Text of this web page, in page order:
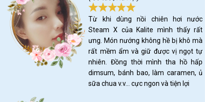
Từ khi dùng nồi chiên hơi nước
Steam X của Kalite mình thấy rất
ưng. Món nướng không hề bị khô mà
rất mềm ẩm và giữ được vị ngọt tự
nhiên. Đồng thời mình tha hồ hấp
dimsum, bánh bao, làm caramen, ủ
sữa chua v.v… cực ngon và tiện lợi